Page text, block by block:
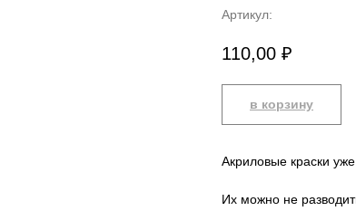
Артикул:
110,00 ₽
в корзину
Акриловые краски
Их можно не